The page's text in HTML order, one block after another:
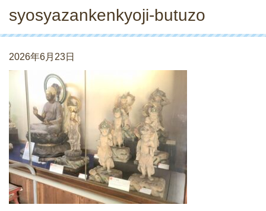
syosyazankenkyoji-butuzo
2026年6月23日